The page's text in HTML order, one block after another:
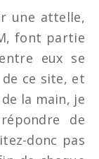
une attelle,
font partie
eux se
ce site, et
la main, je
de
donc pas